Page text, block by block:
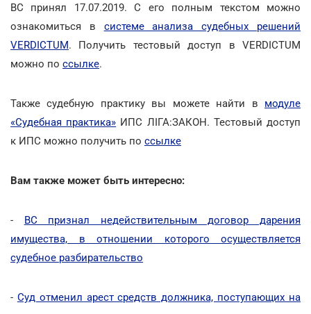
ВС принял 17.07.2019. С его полным текстом можно
ознакомиться в системе анализа судебных решений
VERDICTUM. Получить тестовый доступ в VERDICTUM
можно по ссылке.
Также судебную практику вы можете найти в модуле
«Судебная практика» ИПС ЛIГА:ЗАКОН. Тестовый доступ
к ИПС можно получить по ссылке
Вам также может быть интересно:
- ВС признал недействительным договор дарения
имущества, в отношении которого осуществляется
судебное разбирательство
- Суд отменил арест средств должника, поступающих на